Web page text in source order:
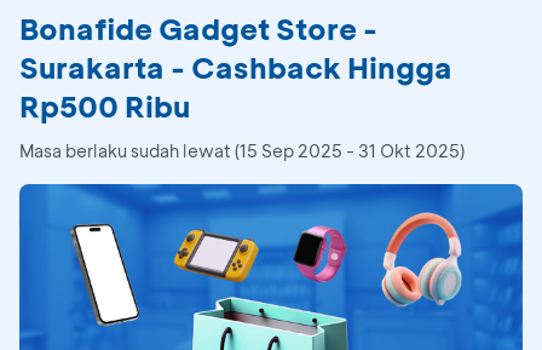
Bonafide Gadget Store -
Surakarta - Cashback Hingga
Rp500 Ribu
Masa berlaku sudah lewat (15 Sep 2025 - 31 Okt 2025)